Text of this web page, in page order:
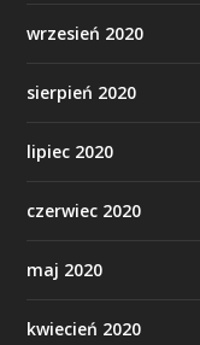
wrzesień 2020
sierpień 2020
lipiec 2020
czerwiec 2020
maj 2020
kwiecień 2020